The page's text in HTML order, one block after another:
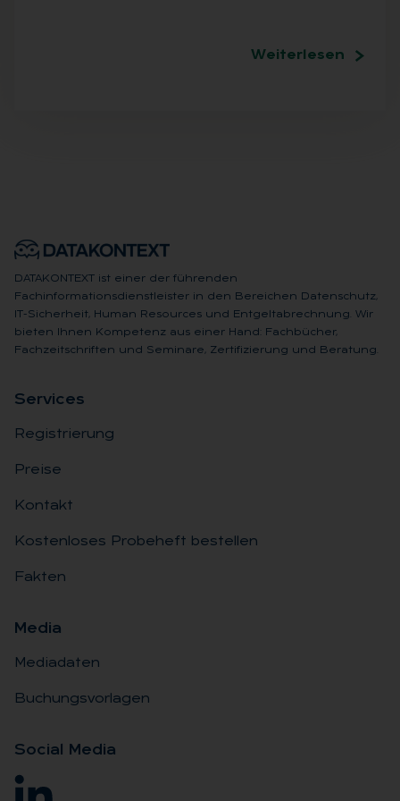
Weiterlesen
DATAKONTEXT ist einer der führenden
Fachinformationsdienstleister in den Bereichen Datenschutz,
IT-Sicherheit, Human Resources und Entgeltabrechnung. Wir
bieten Ihnen Kompetenz aus einer Hand: Fachbücher,
Fachzeitschriften und Seminare, Zertifizierung und Beratung.
Ser­vices
Registrierung
Preise
Kontakt
Kostenloses Probeheft bestellen
Fakten
Me­dia
Mediadaten
Buchungsvorlagen
So­ci­al Me­dia